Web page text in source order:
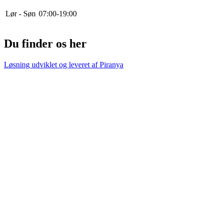
Lør - Søn 07:00-19:00
Du finder os her
Løsning udviklet og leveret afPiranya